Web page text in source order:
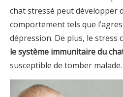
chat stressé peut développer
comportement tels que
dépression. De plus, le
le système immunitaire du
susceptible de tomber malade.